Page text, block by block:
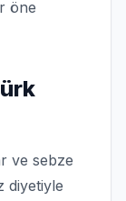
öne
ve sebze
diyetiyle